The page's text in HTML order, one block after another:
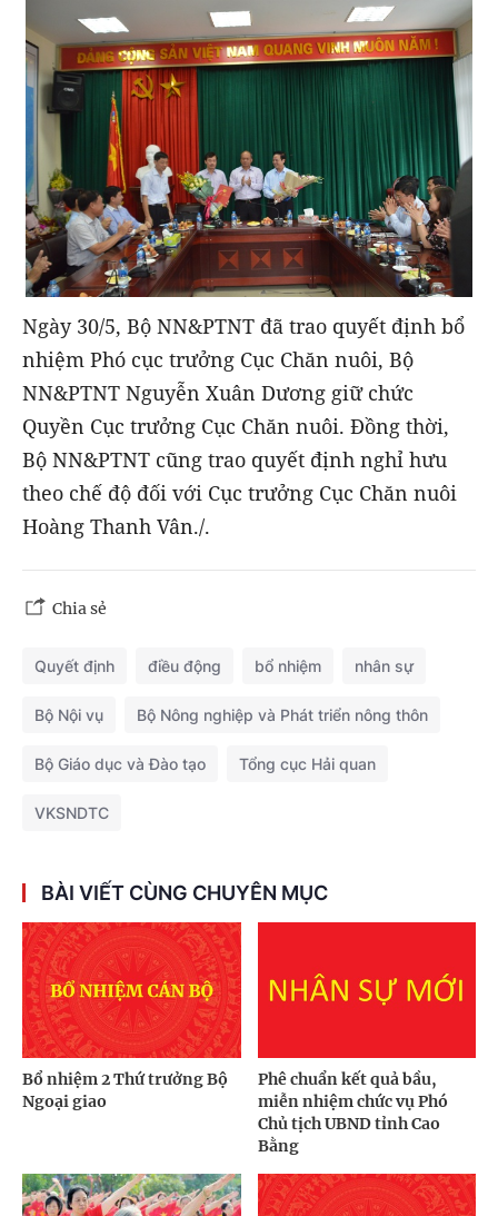
Ngày 30/5, Bộ NN&PTNT đã trao quyết định bổ
nhiệm Phó cục trưởng Cục Chăn nuôi, Bộ
NN&PTNT Nguyễn Xuân Dương giữ chức
Quyền Cục trưởng Cục Chăn nuôi. Đồng thời,
Bộ NN&PTNT cũng trao quyết định nghỉ hưu
theo chế độ đối với Cục trưởng Cục Chăn nuôi
Hoàng Thanh Vân./.
Chia sẻ
Quyết định điều động bổ nhiệm nhân sự
Bộ Nội vụ Bộ Nông nghiệp và Phát triển nông thôn
Bộ Giáo dục và Đào tạo Tổng cục Hải quan
VKSNDTC
BÀI VIẾT CÙNG CHUYÊN MỤC
Bổ nhiệm 2 Thứ trưởng Bộ
Ngoại giao
Phê chuẩn kết quả bầu,
miễn nhiệm chức vụ Phó
Chủ tịch UBND tỉnh Cao
Bằng